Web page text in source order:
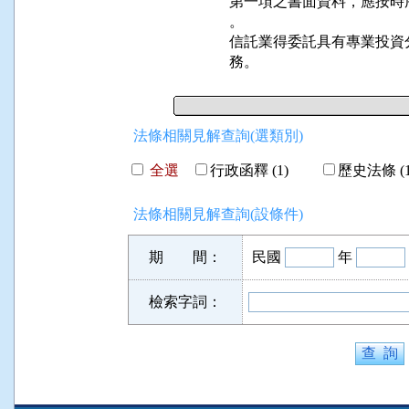
。
信託業得委託具有專業投
務。
法條相關見解查詢(選類別)
全選 行政函釋 (1) 歷史法條
法條相關見解查詢(設條件)
期 間： 民國 年
檢索字詞：